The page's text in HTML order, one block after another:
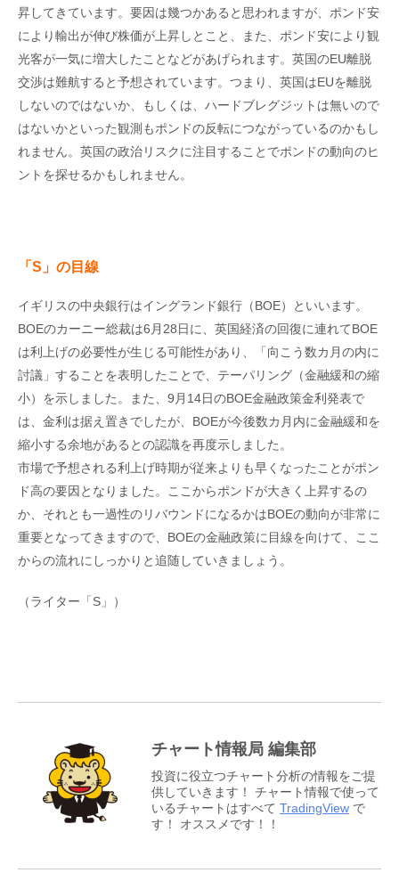
昇してきています。要因は幾つかあると思われますが、ポンド安
により輸出が伸び株価が上昇しとこと、また、ポンド安により観
光客が一気に増大したことなどがあげられます。英国のEU離脱
交渉は難航すると予想されています。つまり、英国はEUを離脱
しないのではないか、もしくは、ハードブレグジットは無いので
はないかといった観測もポンドの反転につながっているのかもし
れません。英国の政治リスクに注目することでポンドの動向のヒ
ントを探せるかもしれません。
「S 」の目線
イギリスの中央銀行はイングランド銀行（BOE）といいます。
BOEのカーニー総裁は6月28日に、英国経済の回復に連れてBOE
は利上げの必要性が生じる可能性があり、「向こう数カ月の内に
討議」することを表明したことで、テーパリング（金融緩和の縮
小）を示しました。また、9月14日のBOE金融政策金利発表で
は、金利は据え置きでしたが、BOEが今後数カ月内に金融緩和を
縮小する余地があるとの認識を再度示しました。
市場で予想される利上げ時期が従来よりも早くなったことがポン
ド高の要因となりました。ここからポンドが大きく上昇するの
か、それとも一過性のリバウンドになるかはBOEの動向が非常に
重要となってきますので、BOEの金融政策に目線を向けて、ここ
からの流れにしっかりと追随していきましょう。
（ライター「S」）
チャート情報局 編集部
投資に役立つチャート分析の情報をご提
供していきます！ チャート情報で使って
いるチャートはすべて TradingView で
す！ オススメです！！